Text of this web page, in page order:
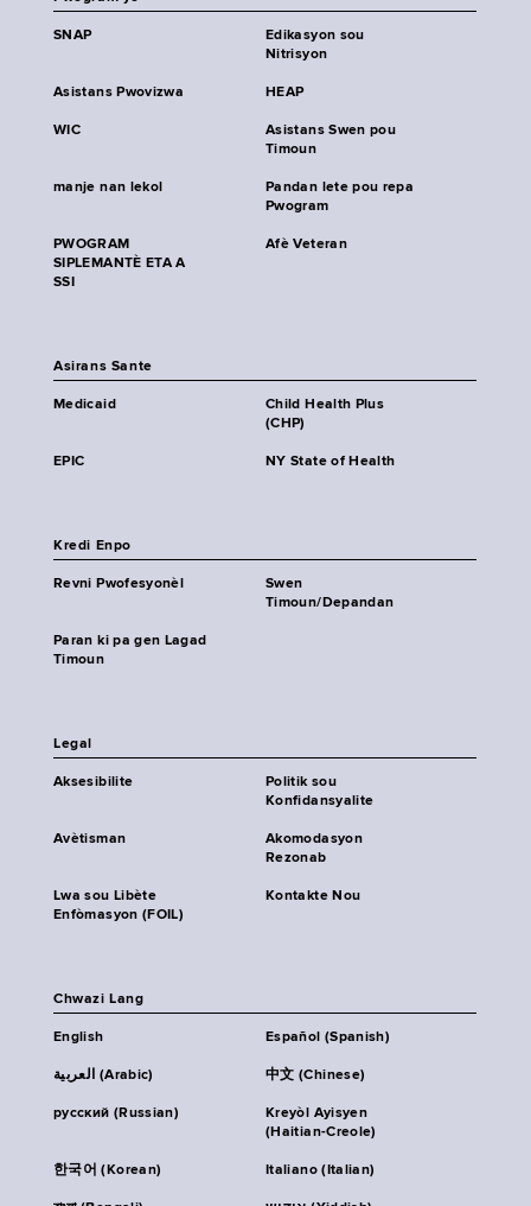
SNAP
Edikasyon sou
Nitrisyon
Asistans Pwovizwa HEAP
WIC
Asistans Swen pou
Timoun
manje nan lekol
Pandan lete pou repa
Pwogram
PWOGRAM
SIPLEMANTÈ ETA A
SSI
Afè Veteran
Asirans Sante
Medicaid
Child Health Plus
(CHP)
EPIC NY State of Health
Kredi Enpo
Revni Pwofesyonèl
Swen
Timoun/Depandan
Paran ki pa gen Lagad
Timoun
Legal
Aksesibilite
Politik sou
Konfidansyalite
Avètisman
Akomodasyon
Rezonab
Lwa sou Libète
Enfòmasyon (FOIL)
Kontakte Nou
Chwazi Lang
English Español (Spanish)
العربية (Arabic) 中文 (Chinese)
русский (Russian)
Kreyòl Ayisyen
(Haitian-Creole)
한국어 (Korean) Italiano (Italian)